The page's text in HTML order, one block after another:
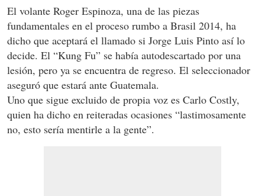
El volante Roger Espinoza, una de las piezas
fundamentales en el proceso rumbo a Brasil 2014, ha
dicho que aceptará el llamado si Jorge Luis Pinto así lo
decide. El “Kung Fu” se había autodescartado por una
lesión, pero ya se encuentra de regreso. El seleccionador
aseguró que estará ante Guatemala.
Uno que sigue excluido de propia voz es Carlo Costly,
quien ha dicho en reiteradas ocasiones “lastimosamente
no, esto sería mentirle a la gente”.